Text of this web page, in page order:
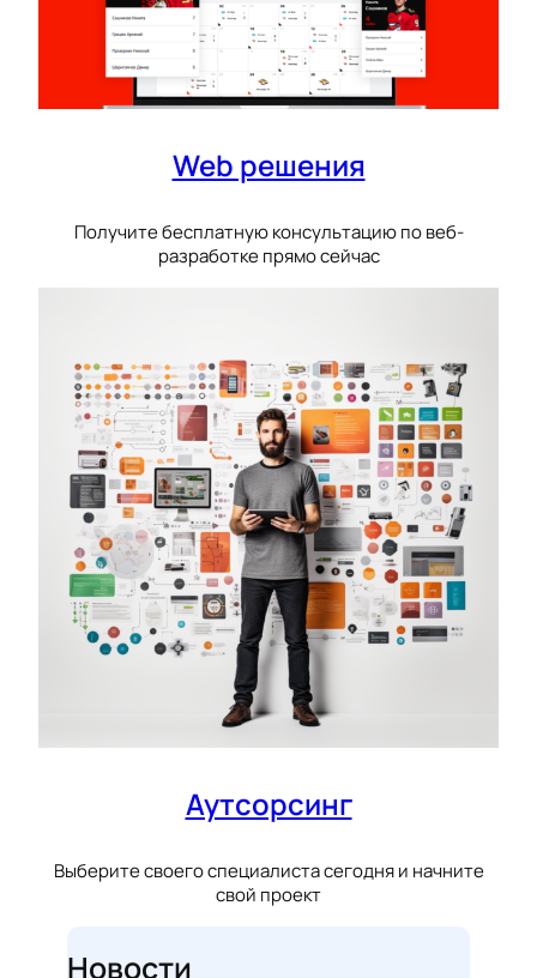
Web решения
Получите бесплатную консультацию по веб-
разработке прямо сейчас
Аутсорсинг
Выберите своего специалиста сегодня и начните
свой проект
Новости